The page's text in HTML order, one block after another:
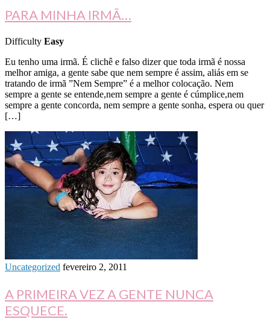
PARA MINHA IRMÃ…
Difficulty Easy
Eu tenho uma irmã. É clichê e falso dizer que toda irmã é nossa
melhor amiga, a gente sabe que nem sempre é assim, aliás em se
tratando de irmã ”Nem Sempre” é a melhor colocação. Nem
sempre a gente se entende,nem sempre a gente é cúmplice,nem
sempre a gente concorda, nem sempre a gente sonha, espera ou quer
[…]
Uncategorized fevereiro 2, 2011
A PRIMEIRA VEZ A GENTE NUNCA
ESQUECE.